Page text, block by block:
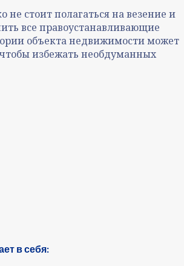
стоит полагаться на везение и
все правоустанавливающие
объекта недвижимости может
избежать необдуманных
в себя: